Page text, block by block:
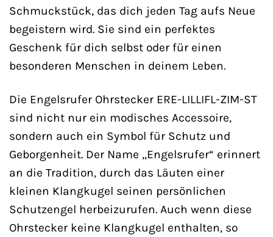
Schmuckstück, das dich jeden Tag aufs Neue
begeistern wird. Sie sind ein perfektes
Geschenk für dich selbst oder für einen
besonderen Menschen in deinem Leben.
Die Engelsrufer Ohrstecker ERE-LILLIFL-ZIM-ST
sind nicht nur ein modisches Accessoire,
sondern auch ein Symbol für Schutz und
Geborgenheit. Der Name „Engelsrufer“ erinnert
an die Tradition, durch das Läuten einer
kleinen Klangkugel seinen persönlichen
Schutzengel herbeizurufen. Auch wenn diese
Ohrstecker keine Klangkugel enthalten, so